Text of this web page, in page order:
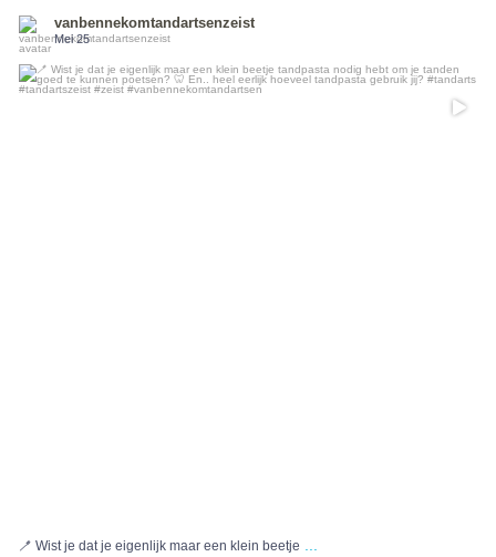
vanbennekomtandartsenzeist
Mei 25
🪥 Wist je dat je eigenlijk maar een klein beetje